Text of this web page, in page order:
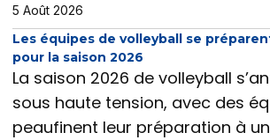
5 Août 2026
Les équipes de volleyball se
pour la saison 2026
La saison 2026 de volleyball
sous haute tension, avec des
peaufinent leur préparation à